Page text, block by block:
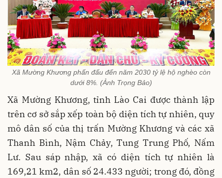
Xã Mường Khương phấn đấu đến năm 2030 tỷ lệ hộ nghèo còn
dưới 8%. (Ảnh Trọng Bảo)
Xã Mường Khương, tỉnh Lào Cai được thành lập
trên cơ sở sắp xếp toàn bộ diện tích tự nhiên, quy
mô dân số của thị trấn Mường Khương và các xã
Thanh Bình, Nậm Chảy, Tung Trung Phố, Nấm
Lư. Sau sáp nhập, xã có diện tích tự nhiên là
169,21 km2, dân số 24.433 người; trong đó, đồng